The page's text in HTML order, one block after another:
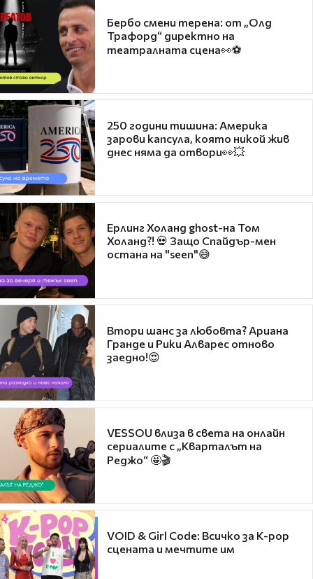
Бербо смени терена: от „Олд
Трафорд“ директно на
театралната сцена👀⚽
250 години тишина: Америка
зарови капсула, която никой жив
днес няма да отвори👀💥
Ерлинг Холанд ghost-на Том
Холанд?! 💀 Защо Спайдър-мен
остана на "seen"😅
Втори шанс за любовта? Ариана
Гранде и Рики Алварес отново
заедно!😍
VESSOU влиза в света на онлайн
сериалите с „Кварталът на
Реджо“ 🤩🎬
VOID & Girl Code: Всичко за K-pop
сцената и мечтите им